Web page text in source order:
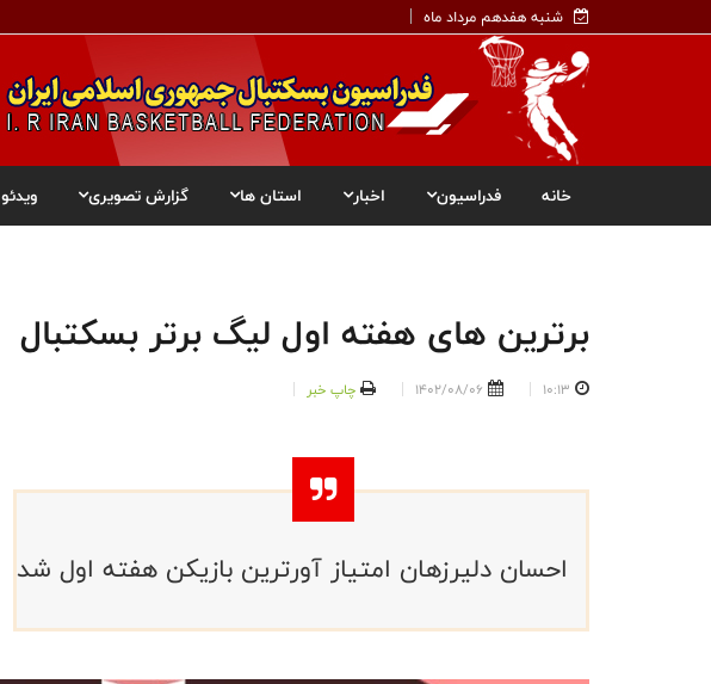
شنبه هفدهم مرداد ماه
خانه فدراسیون اخبار استان ها گزارش تصویری ویدئو
برترين های هفته اول لیگ برتر بسکتبال
10:13
1402/08/06 چاپ خبر
احسان دلیرزهان امتیاز آورترین بازیکن هفته اول شد